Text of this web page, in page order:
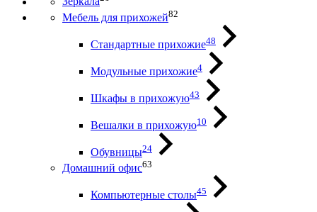
Мебель для прихожей82
Стандартные прихожие48
Модульные прихожие4
Шкафы в прихожую43
Вешалки в прихожую10
Обувницы24
Домашний офис63
Компьютерные столы45